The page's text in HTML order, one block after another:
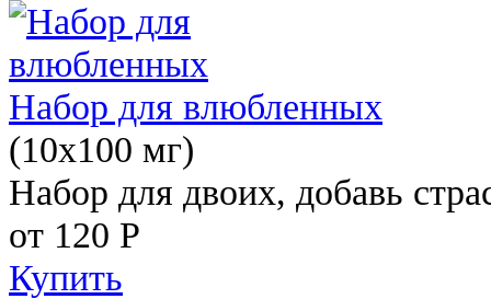
Набор для влюбленных
(10х100 мг)
Набор для двоих, добавь
от 120 Р
Купить